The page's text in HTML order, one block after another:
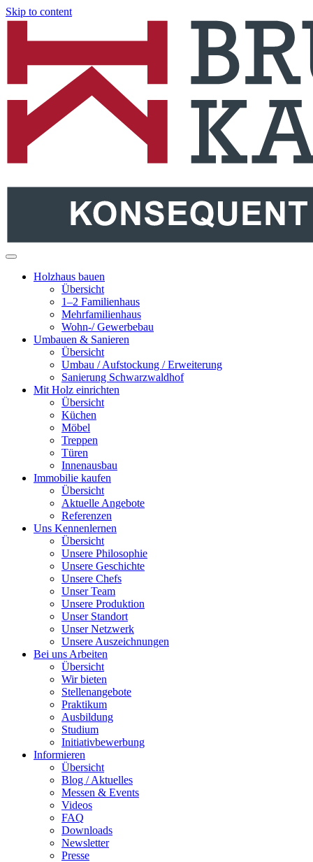
Skip to content
Holzhaus bauen
Übersicht
1–2 Familienhaus
Mehrfamilienhaus
Wohn-/ Gewerbebau
Umbauen & Sanieren
Übersicht
Umbau / Aufstockung / Erweiterung
Sanierung Schwarzwaldhof
Mit Holz einrichten
Übersicht
Küchen
Möbel
Treppen
Türen
Innenausbau
Immobilie kaufen
Übersicht
Aktuelle Angebote
Referenzen
Uns Kennenlernen
Übersicht
Unsere Philosophie
Unsere Geschichte
Unsere Chefs
Unser Team
Unsere Produktion
Unser Standort
Unser Netzwerk
Unsere Auszeichnungen
Bei uns Arbeiten
Übersicht
Wir bieten
Stellenangebote
Praktikum
Ausbildung
Studium
Initiativbewerbung
Informieren
Übersicht
Blog / Aktuelles
Messen & Events
Videos
FAQ
Downloads
Newsletter
Presse